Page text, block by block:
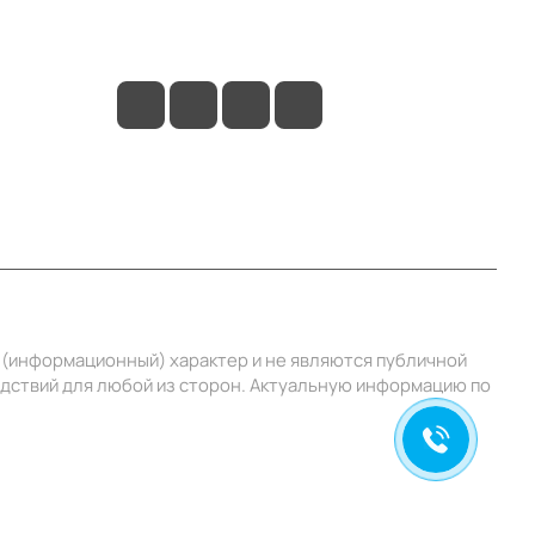
характер и не являются публичной
для любой из сторон. Актуальную информацию по